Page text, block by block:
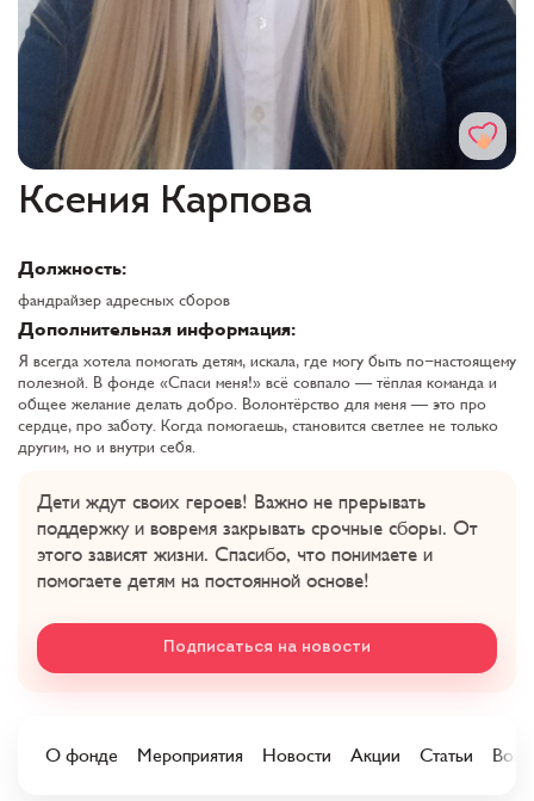
Ксения Карпова
Должность:
фандрайзер адресных сборов
Дополнительная информация:
Я всегда хотела помогать детям, искала, где могу быть по-настоящему
полезной. В фонде «Спаси меня!» всё совпало — тёплая команда и
общее желание делать добро. Волонтёрство для меня — это про
сердце, про заботу. Когда помогаешь, становится светлее не только
другим, но и внутри себя.
Дети ждут своих героев! Важно не прерывать
поддержку и вовремя закрывать срочные сборы. От
этого зависят жизни. Спасибо, что понимаете и
помогаете детям на постоянной основе!
Подписаться на новости
О фонде Мероприятия Новости Акции Статьи